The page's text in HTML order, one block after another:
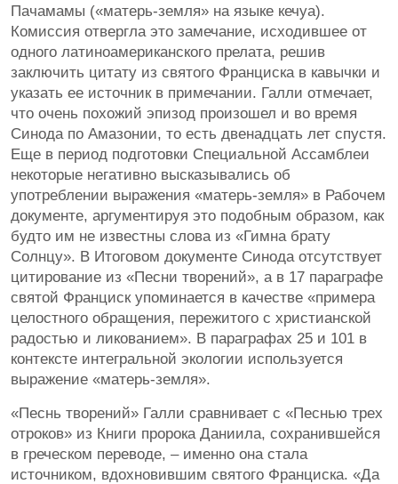
Пачамамы («матерь-земля» на языке кечуа).
Комиссия отвергла это замечание, исходившее от
одного латиноамериканского прелата, решив
заключить цитату из святого Франциска в кавычки и
указать ее источник в примечании. Галли отмечает,
что очень похожий эпизод произошел и во время
Синода по Амазонии, то есть двенадцать лет спустя.
Еще в период подготовки Специальной Ассамблеи
некоторые негативно высказывались об
употреблении выражения «матерь-земля» в Рабочем
документе, аргументируя это подобным образом, как
будто им не известны слова из «Гимна брату
Солнцу». В Итоговом документе Синода отсутствует
цитирование из «Песни творений», а в 17 параграфе
святой Франциск упоминается в качестве «примера
целостного обращения, пережитого с христианской
радостью и ликованием». В параграфах 25 и 101 в
контексте интегральной экологии используется
выражение «матерь-земля».
«Песнь творений» Галли сравнивает с «Песнью трех
отроков» из Книги пророка Даниила, сохранившейся
в греческом переводе, – именно она стала
источником, вдохновившим святого Франциска. «Да